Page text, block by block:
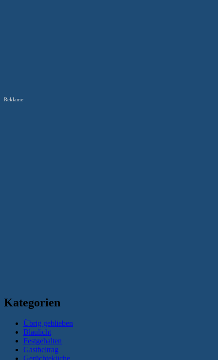
Reklame
Kategorien
Übrig geblieben
Blaulicht
Festgehalten
Gastbeitrag
Gerüchteküche